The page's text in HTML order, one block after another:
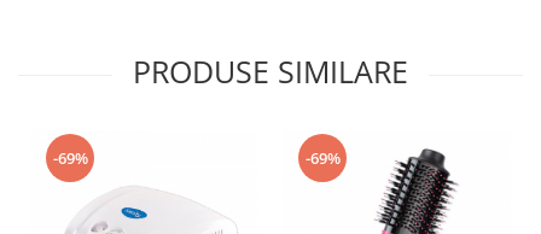
PRODUSE SIMILARE
-69% -69%